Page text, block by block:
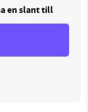
en slant till